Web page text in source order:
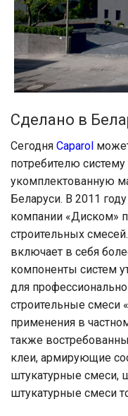
Сделано в
Сегодня Caparol
потребителю
укомплектованную
Беларуси. В 2011
компании «Диском»
строительных
включает в себя
компоненты систем
для
строительные смеси
применения в
также
клеи, армирующие
штукатурные смеси,
штукатурные смеси